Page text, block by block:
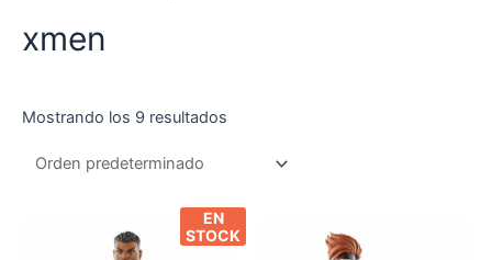
xmen
Mostrando los 9 resultados
EN
STOCK